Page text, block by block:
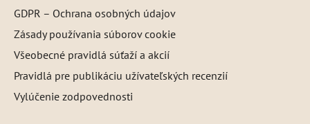
GDPR – Ochrana osobných údajov
Zásady používania súborov cookie
Všeobecné pravidlá súťaží a akcií
Pravidlá pre publikáciu užívateľských recenzií
Vylúčenie zodpovednosti